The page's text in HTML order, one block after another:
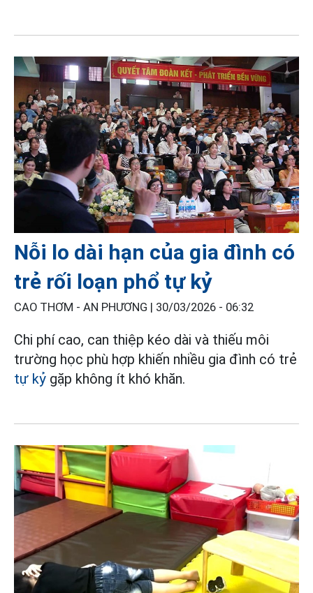
Nỗi lo dài hạn của gia đình có
trẻ rối loạn phổ tự kỷ
CAO THƠM - AN PHƯƠNG | 30/03/2026 - 06:32
Chi phí cao, can thiệp kéo dài và thiếu môi
trường học phù hợp khiến nhiều gia đình có trẻ
tự kỷ gặp không ít khó khăn.